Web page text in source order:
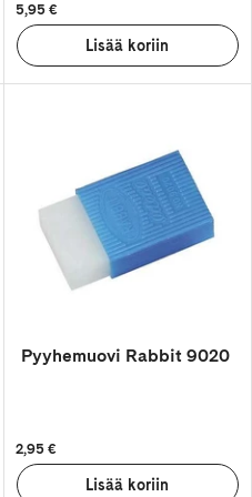
5,95 €
Pyyhemuovi Rabbit 9020
2,95 €